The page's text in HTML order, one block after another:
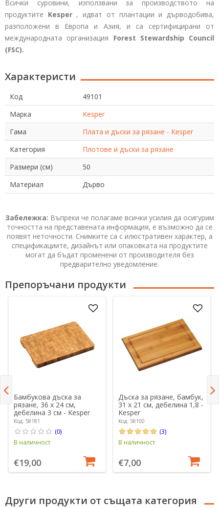
Всички суровини, използвани за производството на
продуктите Kesper, идват от плантации и дърводобива,
разположени в Европа и Азия, и са сертифицирани от
международната организация Forest Stewardship Council
(FSC).
Характеристи
Код
49101
Марка
Kesper
Гама
Плата и дъски за рязане - Kesper
Категория
Плотове и дъски за рязане
Размери (см)
50
Материал
Дърво
Забележка: Въпреки че полагаме всички усилия да осигурим
точността на представената информация, е възможно да се
появят неточности. Снимките са с илюстративен характер, а
спецификациите, дизайнът или опаковката на продуктите
могат да бъдат променени от производителя без
предварително уведомление.
Препоръчани продукти
Бамбукова дъска за
рязане, 36 х 24 см,
дебелина 3 см - Kesper
Код: 58181
(0)
В наличност
€19,00
Дъска за рязане, бамбук,
31 х 21 см, дебелина 1,8 -
Kesper
Код: 58100
(3)
В наличност
€7,00
Други продукти от същата категория